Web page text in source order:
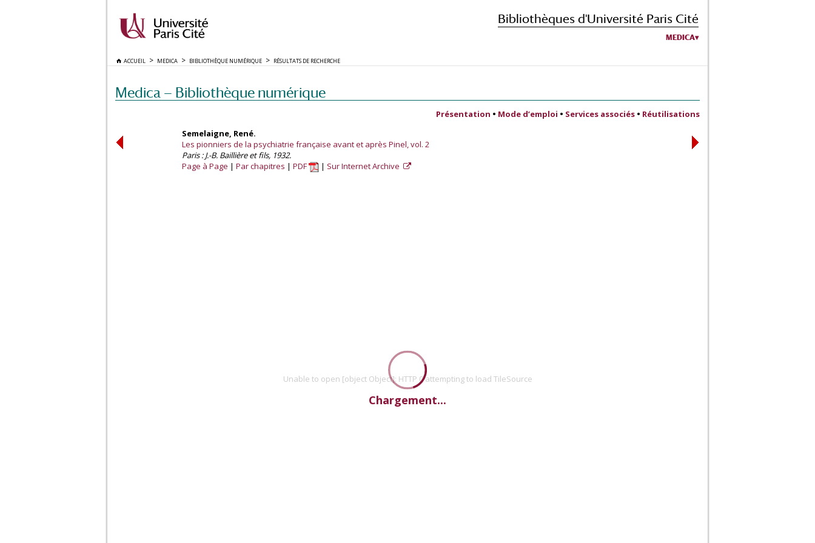
Bibliothèques d'Université Paris Cité
MEDICA
ACCUEIL MEDICA BIBLIOTHÈQUE NUMÉRIQUE RÉSULTATS DE RECHERCHE
Medica — Bibliothèque numérique
Présentation • Mode d’emploi • Services associés • Réutilisations
Semelaigne, René.
Les pionniers de la psychiatrie française avant et après Pinel, vol. 2
Paris : J.-B. Baillière et fils, 1932.
Page à Page
Par chapitres PDF Sur Internet Archive
Unable to open [object Object]: HTTP 0 attempting to load TileSource
Chargement...